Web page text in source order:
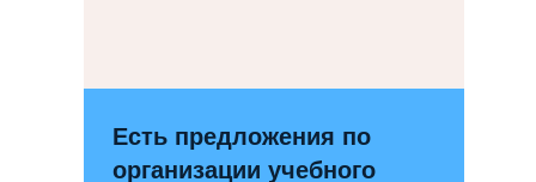
Есть предложения по
организации учебного